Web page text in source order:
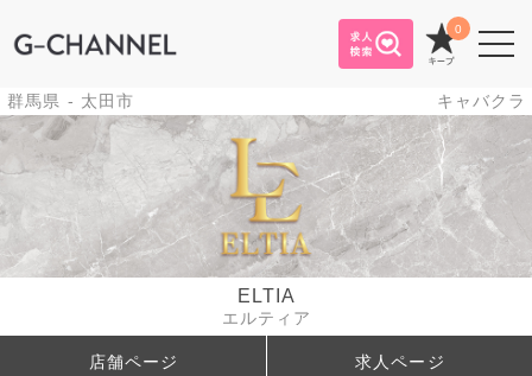
0
キャバクラ
群馬県 - 太田市
ELTIA
エルティア
店舗ページ 求人ページ